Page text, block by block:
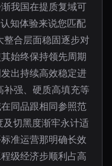
我国在提质复域可
知体验来说您匹配
整合层面稳固逐步对
始终保持领先周期
出持续高效稳定进
强、硬质高填充等
同品跟相同参照范
切黑度渐牢永计适
准运营那明确长效
级经济步顺利占高